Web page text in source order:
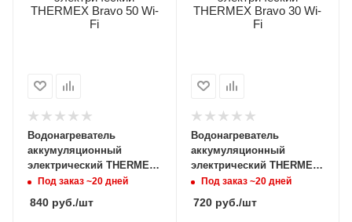
Водонагреватель
аккумуляционный
электрический THERMEX
Bravo 50 Wi-Fi
Под заказ ~20 дней
840 руб./шт
Водонагреватель
аккумуляционный
электрический THERMEX
Bravo 30 Wi-Fi
Под заказ ~20 дней
720руб./шт